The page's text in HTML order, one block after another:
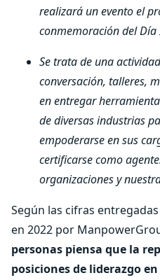
realizará un evento el
conmemoración del
Se trata de una
conversación, talleres,
en entregar
de diversas industrias
empoderarse en sus
certificarse como
organizaciones y
Según las cifras
en 2022 por
personas piensa que la
posiciones de liderazgo